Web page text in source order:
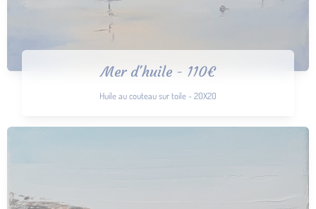
Mer d'huile - 110€
Huile au couteau sur toile - 20X20